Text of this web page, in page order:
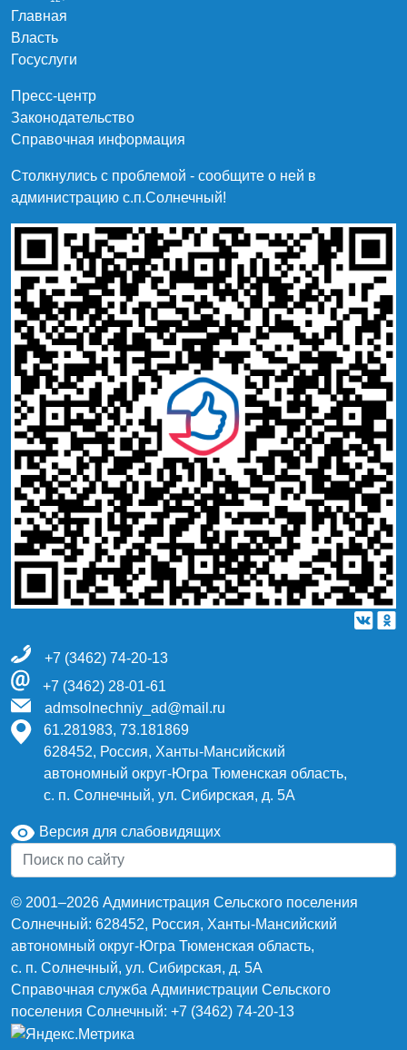
Главная
Власть
Госуслуги
Пресс-центр
Законодательство
Справочная информация
Столкнулись с проблемой - сообщите о ней в
администрацию c.п.Солнечный!
+7 (3462) 74-20-13
+7 (3462) 28-01-61
admsolnechniy_ad@mail.ru
61.281983, 73.181869
628452, Россия, Ханты-Мансийский
автономный округ-Югра Тюменская область,
с. п. Солнечный, ул. Сибирская, д. 5А
Версия для слабовидящих
© 2001–2026 Администрация Сельского поселения
Солнечный: 628452, Россия, Ханты-Мансийский
автономный округ-Югра Тюменская область,
с. п. Солнечный, ул. Сибирская, д. 5А
Справочная служба Администрации Сельского
поселения Солнечный: +7 (3462) 74-20-13